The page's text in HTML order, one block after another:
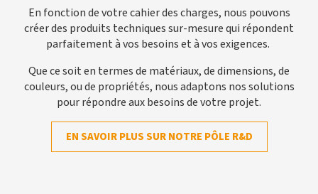
En fonction de votre cahier des charges, nous pouvons
créer des produits techniques sur-mesure qui répondent
parfaitement à vos besoins et à vos exigences.
Que ce soit en termes de matériaux, de dimensions, de
couleurs, ou de propriétés, nous adaptons nos solutions
pour répondre aux besoins de votre projet.
EN SAVOIR PLUS SUR NOTRE PÔLE R&D